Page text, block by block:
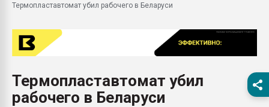
28.07.2026
пластмасс
28.07.2026
Термопластавтомат убил рабочего в Беларуси
Термопластавтомат убил
рабочего в Беларуси